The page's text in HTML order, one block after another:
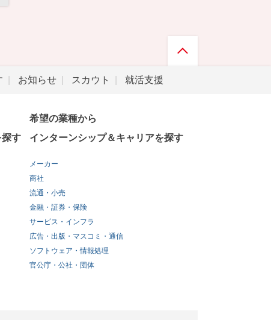
お知らせ スカウト 就活支援
す
希望の業種から
インターンシップ＆キャリアを探す
メーカー
商社
流通・小売
金融・証券・保険
サービス・インフラ
広告・出版・マスコミ・通信
ソフトウェア・情報処理
官公庁・公社・団体